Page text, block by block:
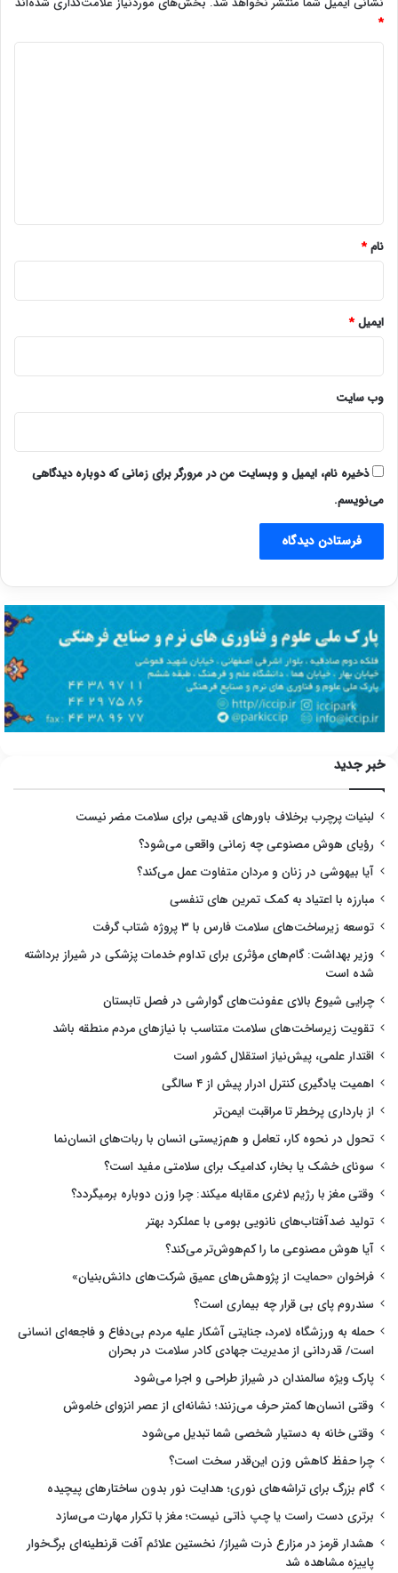
*
نام*
ایمیل*
وب‌ سایت
ذخیره نام، ایمیل و وبسایت من در مرورگر برای زمانی که دوباره دیدگاهی
می‌نویسم.
خبر جدید
لبنیات پرچرب برخلاف باورهای قدیمی برای سلامت مضر نیست
رؤیای هوش مصنوعی چه زمانی واقعی می‌شود؟
آیا بیهوشی در زنان و مردان متفاوت عمل می‌کند؟
مبارزه با اعتیاد به کمک تمرین های تنفسی
توسعه زیرساخت‌های سلامت فارس با ۳ پروژه شتاب گرفت
وزیر بهداشت: گام‌های مؤثری برای تداوم خدمات پزشکی در شیراز برداشته
شده است
چرایی شیوع بالای عفونت‌های گوارشی در فصل تابستان
تقویت زیرساخت‌های سلامت متناسب با نیازهای مردم منطقه باشد
اقتدار علمی، پیش‌نیاز استقلال کشور است
اهمیت یادگیری کنترل ادرار پیش از ۴ سالگی
از بارداری پرخطر تا مراقبت ایمن‌تر
تحول در نحوه کار، تعامل و هم‌زیستی انسان با ربات‌های انسان‌نما
سونای خشک یا بخار، کدامیک برای سلامتی مفید است؟
وقتی مغز با رژیم لاغری مقابله میکند: چرا وزن دوباره برمیگردد؟
تولید ضدآفتاب‌های نانویی بومی با عملکرد بهتر
آیا هوش مصنوعی ما را کم‌هوش‌تر می‌کند؟
فراخوان «حمایت از پژوهش‌های عمیق شرکت‌های دانش‌بنیان»
سندروم پای بی قرار چه بیماری است؟
حمله به ورزشگاه لامرد، جنایتی آشکار علیه مردم بی‌دفاع و فاجعه‌ای انسانی
است/ قدردانی از مدیریت جهادی کادر سلامت در بحران
پارک ویژه سالمندان در شیراز طراحی و اجرا می‌شود
وقتی انسان‌ها کمتر حرف می‌زنند؛ نشانه‌ای از عصر انزوای خاموش
وقتی خانه به دستیار شخصی شما تبدیل می‌شود
چرا حفظ کاهش وزن این‌قدر سخت است؟
گام بزرگ برای تراشه‌های نوری؛ هدایت نور بدون ساختارهای پیچیده
برتری دست راست یا چپ ذاتی نیست؛ مغز با تکرار مهارت می‌سازد
هشدار قرمز در مزارع ذرت شیراز/ نخستین علائم آفت قرنطینه‌ای برگ‌خوار
پاییزه مشاهده شد